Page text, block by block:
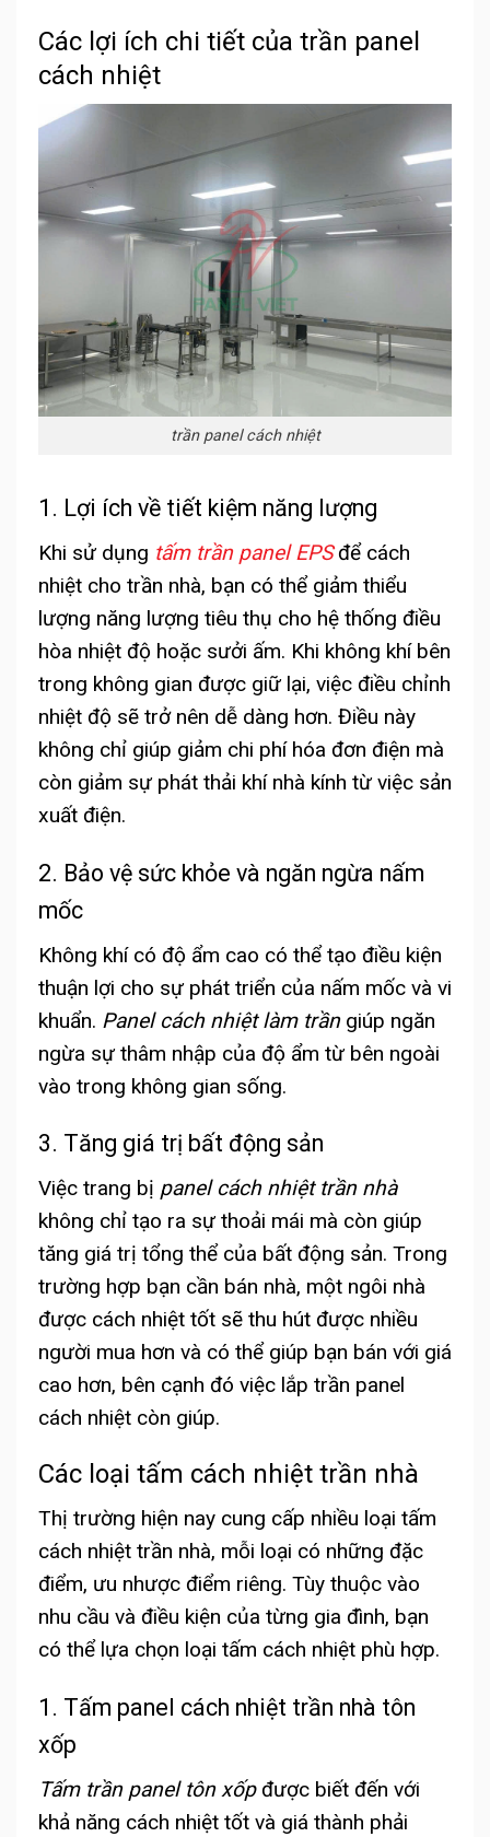
Các lợi ích chi tiết của trần panel
cách nhiệt
trần panel cách nhiệt
1. Lợi ích về tiết kiệm năng lượng
Khi sử dụng tấm trần panel EPSđể cách
nhiệt cho trần nhà, bạn có thể giảm thiểu
lượng năng lượng tiêu thụ cho hệ thống điều
hòa nhiệt độ hoặc sưởi ấm. Khi không khí bên
trong không gian được giữ lại, việc điều chỉnh
nhiệt độ sẽ trở nên dễ dàng hơn. Điều này
không chỉ giúp giảm chi phí hóa đơn điện mà
còn giảm sự phát thải khí nhà kính từ việc sản
xuất điện.
2. Bảo vệ sức khỏe và ngăn ngừa nấm
mốc
Không khí có độ ẩm cao có thể tạo điều kiện
thuận lợi cho sự phát triển của nấm mốc và vi
khuẩn. Panel cách nhiệt làm trần giúp ngăn
ngừa sự thâm nhập của độ ẩm từ bên ngoài
vào trong không gian sống.
3. Tăng giá trị bất động sản
Việc trang bị panel cách nhiệt trần nhà
không chỉ tạo ra sự thoải mái mà còn giúp
tăng giá trị tổng thể của bất động sản. Trong
trường hợp bạn cần bán nhà, một ngôi nhà
được cách nhiệt tốt sẽ thu hút được nhiều
người mua hơn và có thể giúp bạn bán với giá
cao hơn, bên cạnh đó việc lắp trần panel
cách nhiệt còn giúp.
Các loại tấm cách nhiệt trần nhà
Thị trường hiện nay cung cấp nhiều loại tấm
cách nhiệt trần nhà, mỗi loại có những đặc
điểm, ưu nhược điểm riêng. Tùy thuộc vào
nhu cầu và điều kiện của từng gia đình, bạn
có thể lựa chọn loại tấm cách nhiệt phù hợp.
1. Tấm panel cách nhiệt trần nhà tôn
xốp
Tấm trần panel tôn xốp được biết đến với
khả năng cách nhiệt tốt và giá thành phải